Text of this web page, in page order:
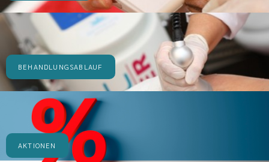
BEHANDLUNGSABLAUF
AKTIONEN